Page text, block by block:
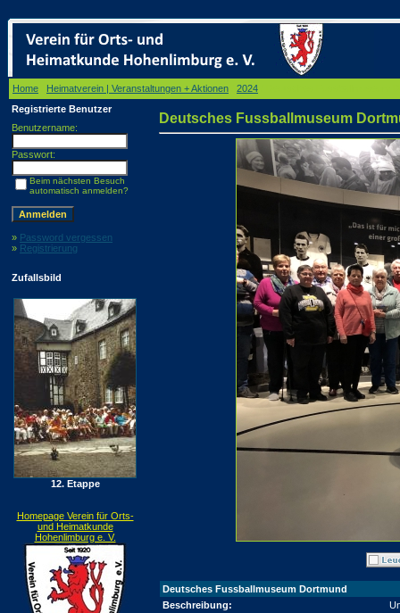
Home Heimatverein | Veranstaltungen + Aktionen 2024
Registrierte Benutzer
Benutzername:
Passwort:
Beim nächsten Besuch
automatisch anmelden?
» Password vergessen
» Registrierung
Zufallsbild
12. Etappe
Homepage Verein für Orts-
und Heimatkunde
Hohenlimburg e. V.
Deutsches Fussballmuseum
Deutsches Fussballmuseum Dortmund
Beschreibung: